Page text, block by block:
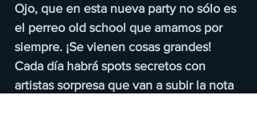
Ojo, que en esta nueva party no sólo es
el perreo old school que amamos por
siempre. ¡Se vienen cosas grandes!
Cada día habrá spots secretos con
artistas sorpresa que van a subir la nota